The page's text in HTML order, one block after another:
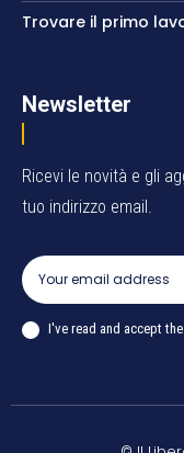
Trovare il primo
Newsletter
Ricevi le novità e gli
tuo indirizzo email.
I've read and accept the